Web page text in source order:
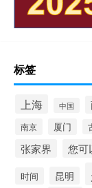
标签
上海 中国
南京 厦门
张家界 您可
时间 昆明